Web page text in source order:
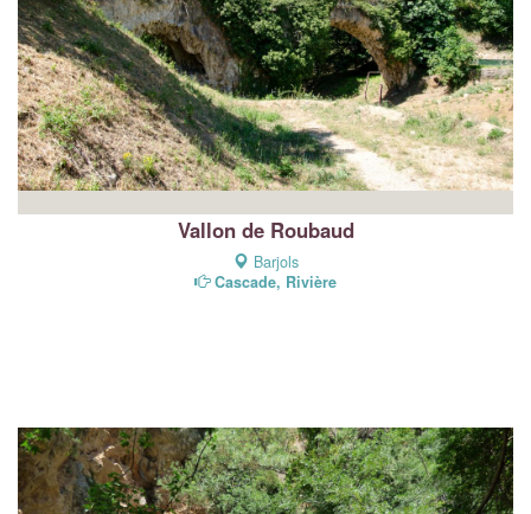
Vallon de Roubaud
Barjols
Cascade, Rivière